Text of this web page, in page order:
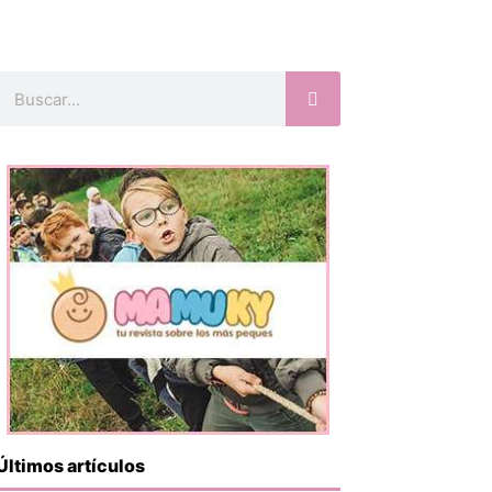
artículos